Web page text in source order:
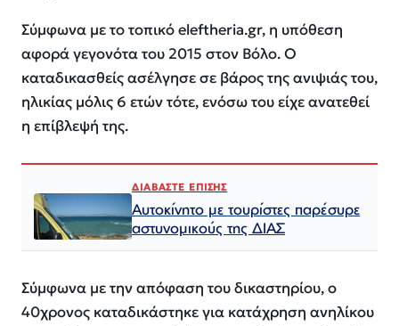
Σύμφωνα με το τοπικό eleftheria.gr, η υπόθεση
αφορά γεγονότα του 2015 στον Βόλο. Ο
καταδικασθείς ασέλγησε σε βάρος της ανιψιάς του,
ηλικίας μόλις 6 ετών τότε, ενόσω του είχε ανατεθεί
η επίβλεψή της.
ΔΙΑΒΑΣΤΕ ΕΠΙΣΗΣ
Αυτοκίνητο με τουρίστες παρέσυρε
αστυνομικούς της ΔΙΑΣ
Σύμφωνα με την απόφαση του δικαστηρίου, ο
40χρονος καταδικάστηκε για κατάχρηση ανηλίκου